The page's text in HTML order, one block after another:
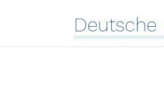
Deutsche